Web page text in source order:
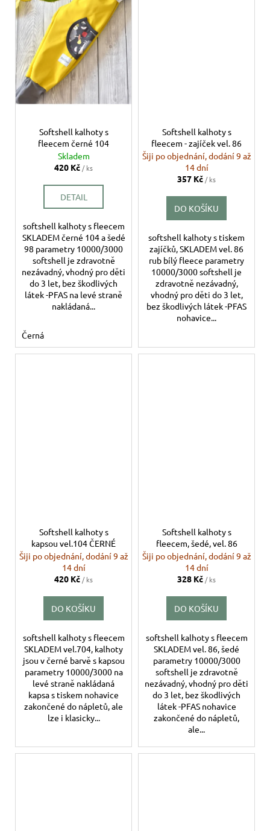
Softshell kalhoty s
fleecem černé 104
Skladem
420 Kč/ ks
DETAIL
softshell kalhoty s fleecem
SKLADEM černé 104 a šedé
98 parametry 10000/3000
softshell je zdravotně
nezávadný, vhodný pro děti
do 3 let, bez škodlivých
látek -PFAS na levé straně
nakládaná...
Černá
Softshell kalhoty s
fleecem - zajíček vel. 86
Šiji po objednání, dodání 9 až
14 dní
357 Kč/ ks
DO KOŠÍKU
softshell kalhoty s tiskem
zajíčků, SKLADEM vel. 86
rub bílý fleece parametry
10000/3000 softshell je
zdravotně nezávadný,
vhodný pro děti do 3 let,
bez škodlivých látek -PFAS
nohavice...
Softshell kalhoty s
kapsou vel.104 ČERNÉ
Šiji po objednání, dodání 9 až
14 dní
420 Kč/ ks
DO KOŠÍKU
softshell kalhoty s fleecem
SKLADEM vel.704, kalhoty
jsou v černé barvě s kapsou
parametry 10000/3000 na
levé straně nakládaná
kapsa s tiskem nohavice
zakončené do nápletů, ale
lze i klasicky...
Softshell kalhoty s
fleecem, šedé, vel. 86
Šiji po objednání, dodání 9 až
14 dní
328 Kč/ ks
DO KOŠÍKU
softshell kalhoty s fleecem
SKLADEM vel. 86, šedé
parametry 10000/3000
softshell je zdravotně
nezávadný, vhodný pro děti
do 3 let, bez škodlivých
látek -PFAS nohavice
zakončené do nápletů,
ale...